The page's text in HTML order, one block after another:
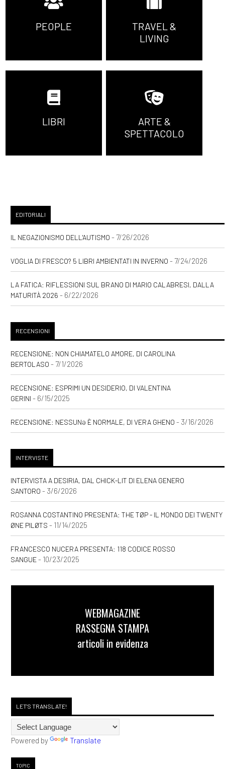
PEOPLE
TRAVEL &
LIVING
LIBRI
ARTE &
SPETTACOLO
EDITORIALI
IL NEGAZIONISMO DELL'AUTISMO - 7/26/2026
VOGLIA DI FRESCO? 5 LIBRI AMBIENTATI IN INVERNO - 7/24/2026
LA FATICA: RIFLESSIONI SUL BRANO DI MARIO CALABRESI, DALLA
MATURITÀ 2026 - 6/22/2026
RECENSIONI
RECENSIONE: NON CHIAMATELO AMORE, DI CAROLINA
BERTOLASO - 7/1/2026
RECENSIONE: ESPRIMI UN DESIDERIO, DI VALENTINA
GERINI - 6/15/2025
RECENSIONE: NESSUNƏ È NORMALE, DI VERA GHENO - 3/16/2026
INTERVISTE
INTERVISTA A DESIRIA, DAL CHICK-LIT DI ELENA GENERO
SANTORO - 3/6/2026
ROSANNA COSTANTINO PRESENTA: THE TØP - IL MONDO DEI TWENTY
ØNE PILØTS - 11/14/2025
FRANCESCO NUCERA PRESENTA: 118 CODICE ROSSO
SANGUE- 10/23/2025
WEBMAGAZINE
RASSEGNA STAMPA
articoli in evidenza
LET'S TRANSLATE!
Powered by Translate
TOPIC